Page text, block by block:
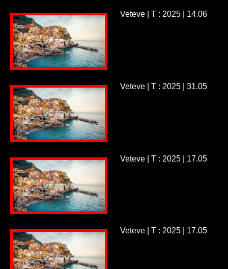
Veteve | T : 2025 | 14.06
Veteve | T : 2025 | 31.05
Veteve | T : 2025 | 17.05
Veteve | T : 2025 | 17.05